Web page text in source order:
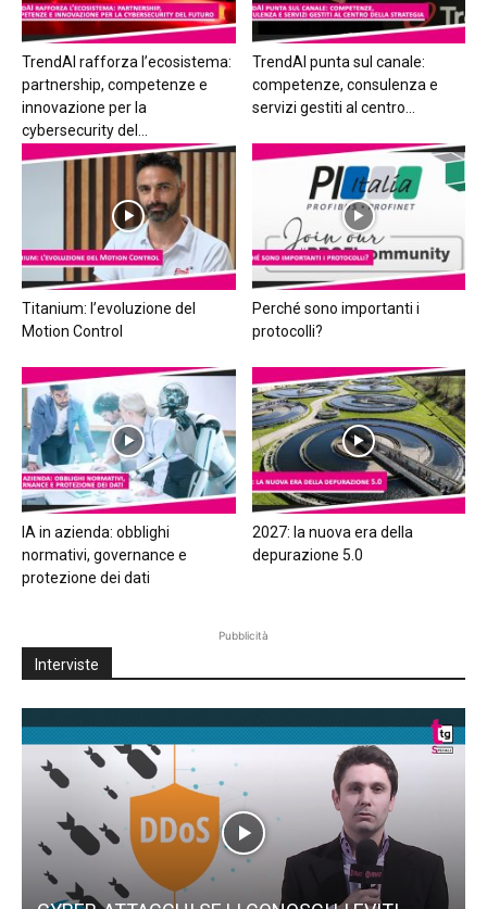
TrendAI rafforza l’ecosistema:
partnership, competenze e
innovazione per la
cybersecurity del...
TrendAI punta sul canale:
competenze, consulenza e
servizi gestiti al centro...
Titanium: l’evoluzione del
Motion Control
Perché sono importanti i
protocolli?
IA in azienda: obblighi
normativi, governance e
protezione dei dati
2027: la nuova era della
depurazione 5.0
Pubblicità
Interviste